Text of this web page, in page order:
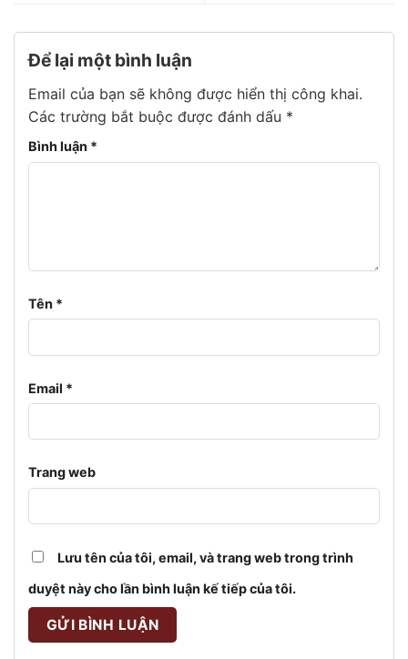
Để lại một bình luận
Email của bạn sẽ không được hiển thị công khai.
Các trường bắt buộc được đánh dấu *
Bình luận *
Tên *
Email *
Trang web
Lưu tên của tôi, email, và trang web trong trình
duyệt này cho lần bình luận kế tiếp của tôi.